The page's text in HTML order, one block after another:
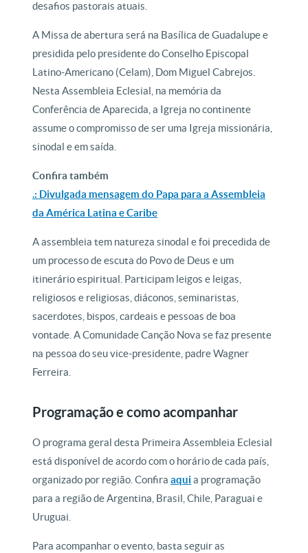
desafios pastorais atuais.
A Missa de abertura será na Basílica de Guadalupe e
presidida pelo presidente do Conselho Episcopal
Latino-Americano (Celam), Dom Miguel Cabrejos.
Nesta Assembleia Eclesial, na memória da
Conferência de Aparecida, a Igreja no continente
assume o compromisso de ser uma Igreja missionária,
sinodal e em saída.
Confira também
.: Divulgada mensagem do Papa para a Assembleia
da América Latina e Caribe
A assembleia tem natureza sinodal e foi precedida de
um processo de escuta do Povo de Deus e um
itinerário espiritual. Participam leigos e leigas,
religiosos e religiosas, diáconos, seminaristas,
sacerdotes, bispos, cardeais e pessoas de boa
vontade. A Comunidade Canção Nova se faz presente
na pessoa do seu vice-presidente, padre Wagner
Ferreira.
Programação e como acompanhar
O programa geral desta Primeira Assembleia Eclesial
está disponível de acordo com o horário de cada país,
organizado por região. Confiraaqui a programação
para a região de Argentina, Brasil, Chile, Paraguai e
Uruguai.
Para acompanhar o evento, basta seguir as